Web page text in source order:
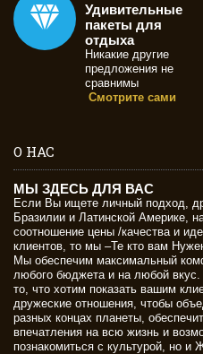
Удивительные
пакеты для
отдыха
Никакие другие
предложения не
сравнимы
Смотрите сами
О НАС
МЫ ЗДЕСЬ ДЛЯ ВАС
Если Вы ищете личный подход,
Бразилии и Латинской Америке,
соотношение цены /качества и
клиентов, то мы –Те кто вам
Мы обеспечим максимальный
любого бюджета и на любой
то, что хотим показать вашим
дружеские отношения, чтобы
разных концах планеты,
впечатления на всю жизнь и
познакомиться с культурой, но и